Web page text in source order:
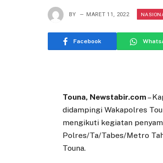
BY MARET 11, 2022
Facebook
Touna, Newstabir.com–
didampingi Wakapolres
mengikuti kegiatan
Polres/Ta/Tabes/Metro
Touna.